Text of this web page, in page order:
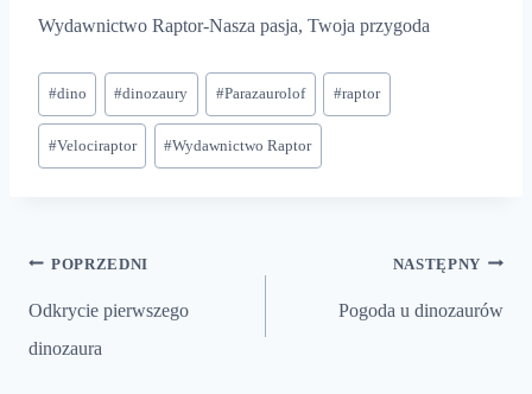
Wydawnictwo Raptor-Nasza pasja, Twoja przygoda
Tagi
wpisu:
#dino #dinozaury #Parazaurolof #raptor
#Velociraptor #Wydawnictwo Raptor
Nawigacja
wpisu
POPRZEDNI
Odkrycie pierwszego
dinozaura
NASTĘPNY
Pogoda u dinozaurów